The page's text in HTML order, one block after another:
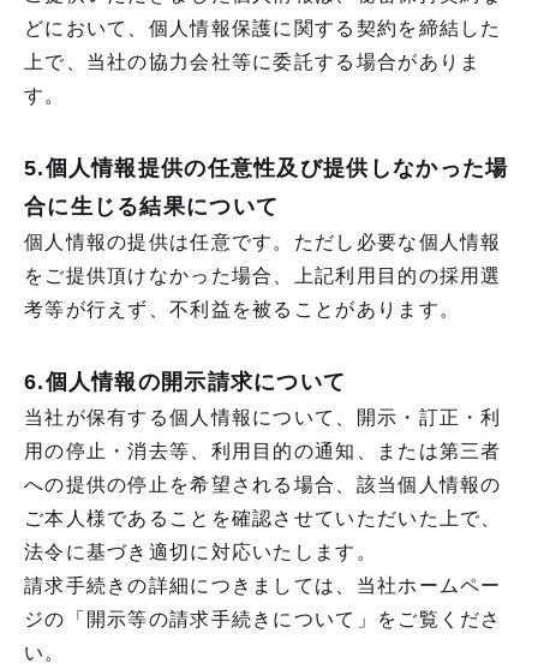
どにおいて、個人情報保護に関する契約を締結した
上で、当社の協力会社等に委託する場合がありま
す。
5.個人情報提供の任意性及び提供しなかった場
合に生じる結果について
個人情報の提供は任意です。ただし必要な個人情報
をご提供頂けなかった場合、上記利用目的の採用選
考等が行えず、不利益を被ることがあります。
6.個人情報の開示請求について
当社が保有する個人情報について、開示・訂正・利
用の停止・消去等、利用目的の通知、または第三者
への提供の停止を希望される場合、該当個人情報の
ご本人様であることを確認させていただいた上で、
法令に基づき適切に対応いたします。
請求手続きの詳細につきましては、当社ホームペー
ジの「開示等の請求手続きについて」をご覧くださ
い。